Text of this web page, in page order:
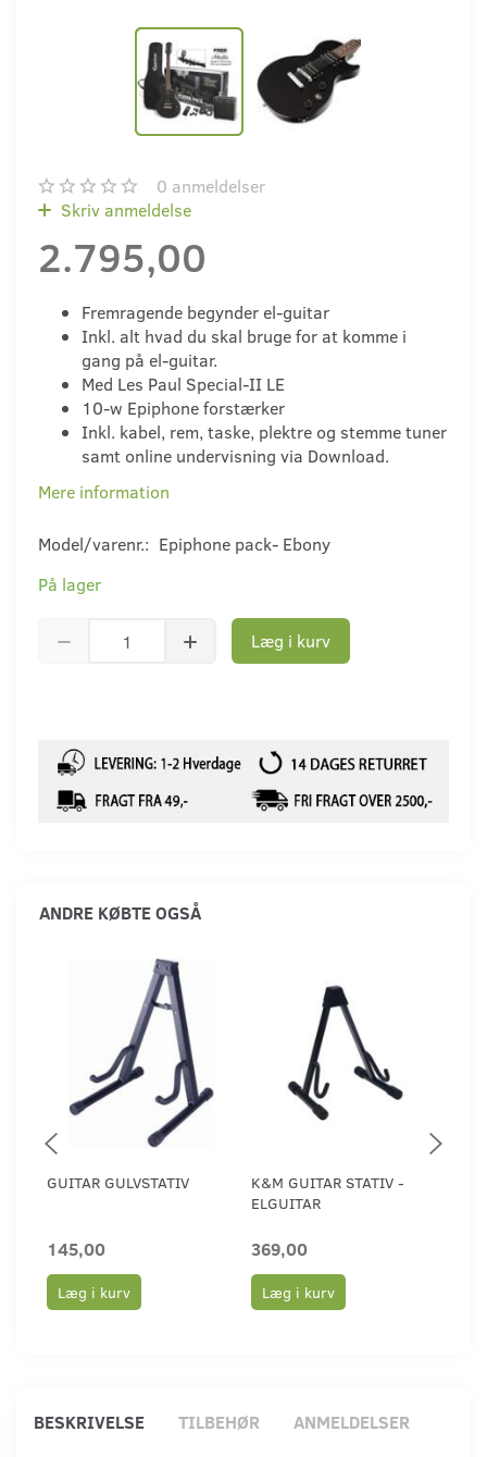
0 anmeldelser
Skriv anmeldelse
2.795,00
Fremragende begynder el-guitar
Inkl. alt hvad du skal bruge for at komme i
gang på el-guitar.
Med Les Paul Special-II LE
10-w Epiphone forstærker
Inkl. kabel, rem, taske, plektre og stemme tuner
samt online undervisning via Download.
Mere information
Model/varenr.: Epiphone pack- Ebony
På lager
Læg i kurv
ANDRE KØBTE OGSÅ
GUITAR GULVSTATIV
145,00
Læg i kurv
K&M GUITAR STATIV -
ELGUITAR
369,00
Læg i kurv
BESKRIVELSE TILBEHØR ANMELDELSER